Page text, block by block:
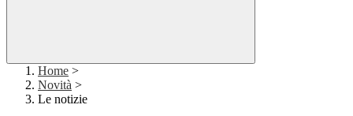
Home >
Novità >
Le notizie